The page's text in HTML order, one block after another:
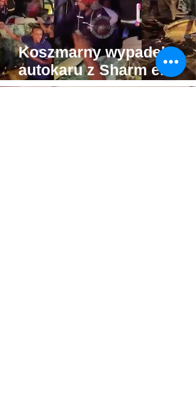
Koszmarny wypadek
autokaru z Sharm el-
Sheikh do Gizy. Turyści